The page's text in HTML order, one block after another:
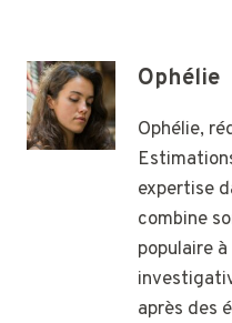
Ophélie
Ophélie,
expertise
combine
populaire
après des